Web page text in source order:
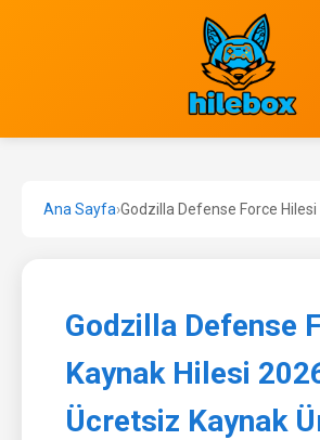
Ana Sayfa›Godzilla Defense Force Hilesi
Godzilla Defense
Kaynak Hilesi
Ücretsiz Kaynak